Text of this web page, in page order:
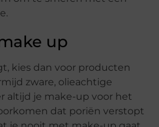
up
kies dan voor producten
zware, olieachtige
altijd je make-up voor het
dat poriën verstopt